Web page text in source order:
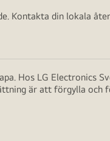
Kontakta din lokala
Hos LG Electronics
är att förgylla och